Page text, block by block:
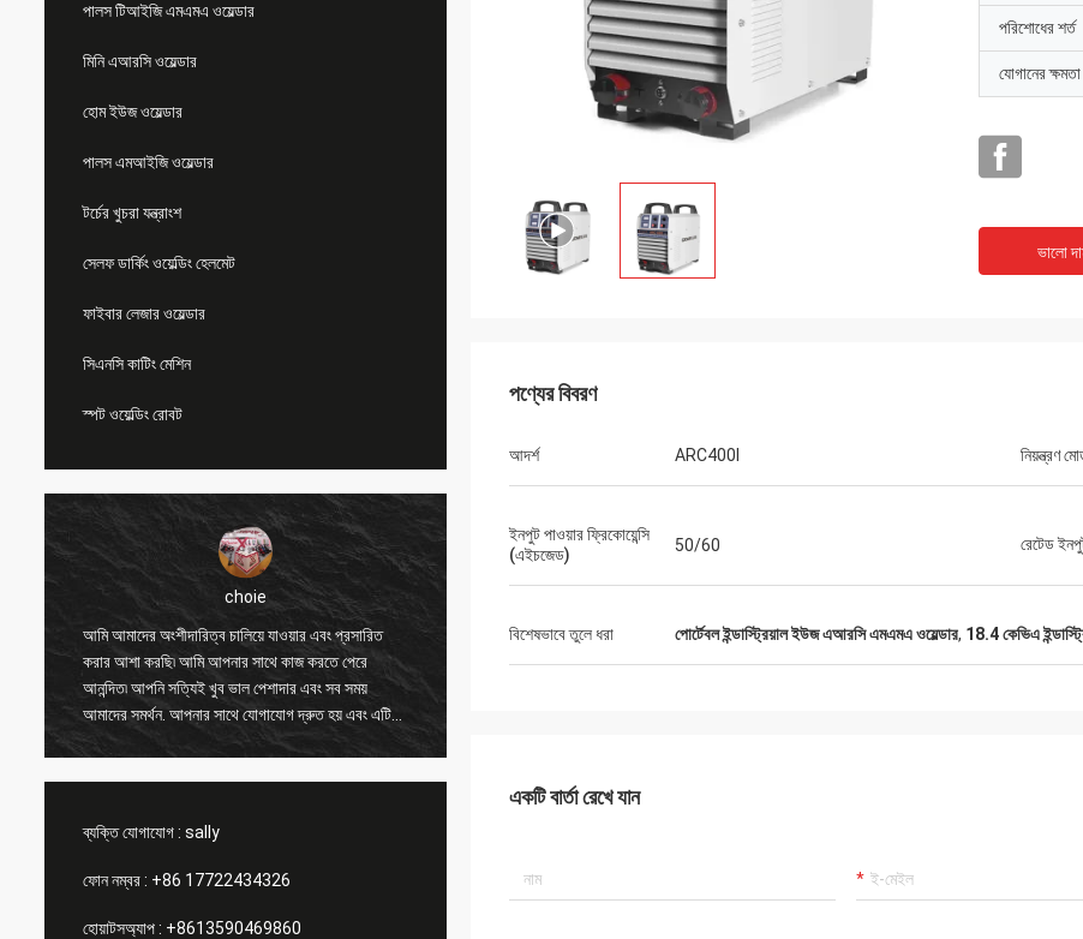
পালস টিআইজি এমএমএ ওয়েল্ডার
মিনি এআরসি ওয়েল্ডার
হোম ইউজ ওয়েল্ডার
পালস এমআইজি ওয়েল্ডার
টর্চের খুচরা যন্ত্রাংশ
সেলফ ডার্কিং ওয়েল্ডিং হেলমেট
ফাইবার লেজার ওয়েল্ডার
সিএনসি কাটিং মেশিন
স্পট ওয়েল্ডিং রোবট
choie
আমি আমাদের অংশীদারিত্ব চালিয়ে যাওয়ার এবং প্রসারিত
করার আশা করছি৷ আমি আপনার সাথে কাজ করতে পেরে
আনন্দিত৷ আপনি সত্যিই খুব ভাল পেশাদার এবং সব সময়
আমাদের সমর্থন. আপনার সাথে যোগাযোগ দ্রুত হয় এবং এটি
সবচেয়ে গুরুত্বপূর্ণ বিষয়।
আমি আপনার সাথে সহযোগিতা করে সন্তুষ্ট, আপনি আমার এবং
অন্যান্য গ্রাহকদের জন্য আমাদের সমস্যা সমাধানের উন্নতি
ব্যক্তি যোগাযোগ : sally
ফোন নম্বর : +86 17722434326
হোয়াটসঅ্যাপ : +8613590469860
পরিশোধের শর্ত
যোগানের ক্ষমতা
ভালো
পণ্যের বিবরণ
আদর্শ ARC400I নিয়ন্ত্রণ
ইনপুট পাওয়ার ফ্রিকোয়েন্সি
(এইচজেড)
50/60 রেটেড
বিশেষভাবে তুলে ধরা পোর্টেবল ইন্ডাস্ট্রিয়াল ইউজ এআরসি এমএমএ ওয়েল্ডার, 18.4 কেভিএ
একটি বার্তা রেখে যান